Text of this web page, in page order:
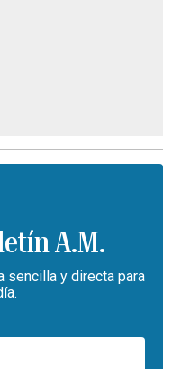
A.M.
sencilla y directa para